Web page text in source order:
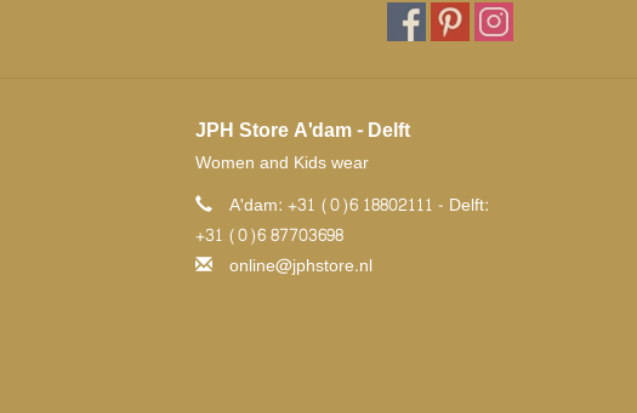
JPH Store A'dam - Delft
Women and Kids wear
A'dam: +31 (0)6 18802111 - Delft:
+31 (0)6 87703698
online@jphstore.nl